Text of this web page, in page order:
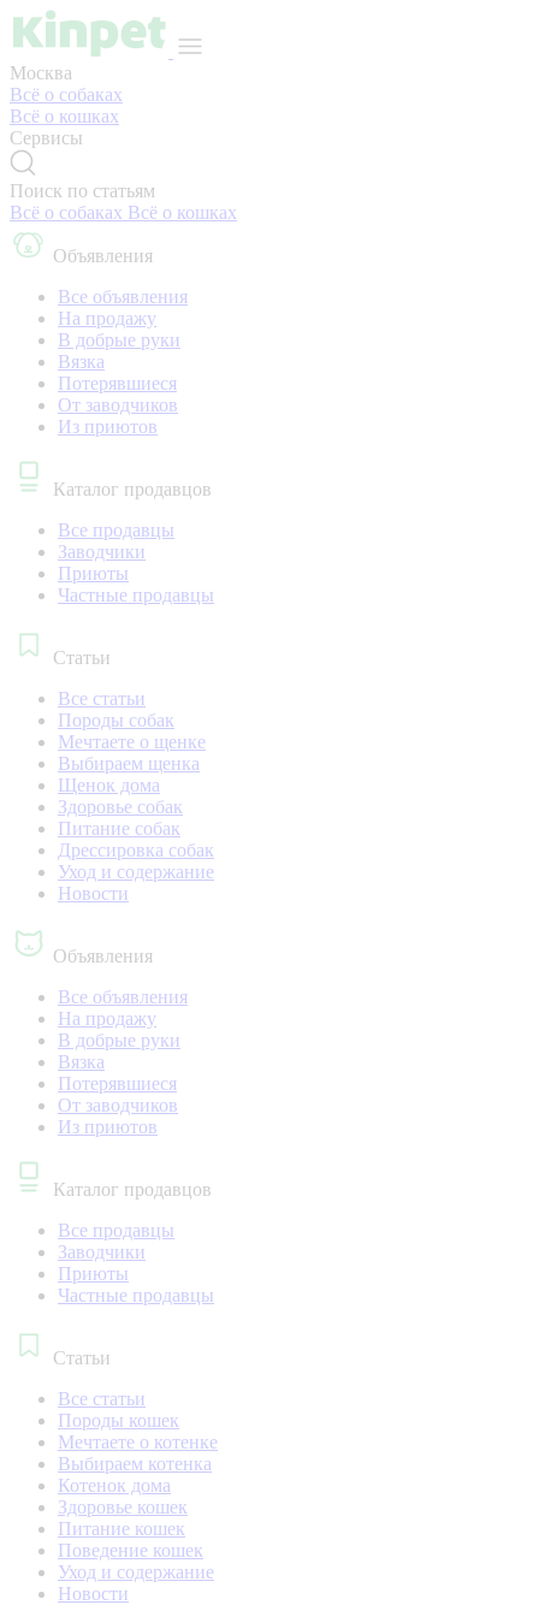
Москва
Всё о собаках
Всё о кошках
Сервисы
Поиск по статьям
Всё о собаках Всё о кошках
Объявления
Все объявления
На продажу
В добрые руки
Вязка
Потерявшиеся
От заводчиков
Из приютов
Каталог продавцов
Все продавцы
Заводчики
Приюты
Частные продавцы
Статьи
Все статьи
Породы собак
Мечтаете о щенке
Выбираем щенка
Щенок дома
Здоровье собак
Питание собак
Дрессировка собак
Уход и содержание
Новости
Объявления
Все объявления
На продажу
В добрые руки
Вязка
Потерявшиеся
От заводчиков
Из приютов
Каталог продавцов
Все продавцы
Заводчики
Приюты
Частные продавцы
Статьи
Все статьи
Породы кошек
Мечтаете о котенке
Выбираем котенка
Котенок дома
Здоровье кошек
Питание кошек
Поведение кошек
Уход и содержание
Новости